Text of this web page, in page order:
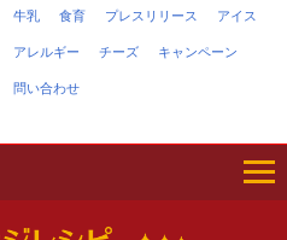
牛乳 食育 プレスリリース アイス
アレルギー チーズ キャンペーン
問い合わせ